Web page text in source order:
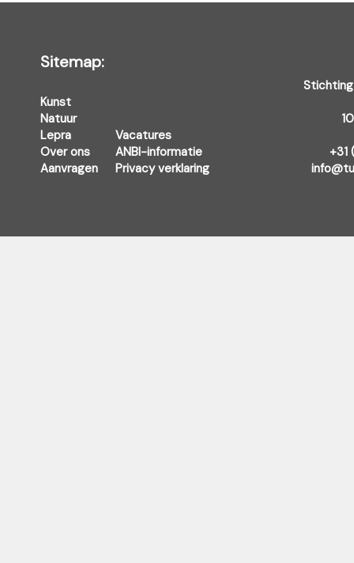
Sitemap:
Kunst
Natuur
Lepra
Over ons
Aanvragen
Vacatures
ANBI-informatie
Privacy verklaring
Stichting